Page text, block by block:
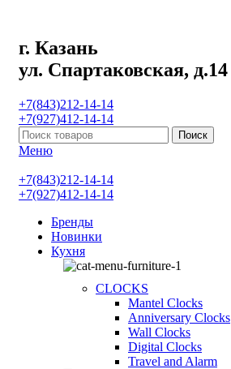
г. Казань
ул. Спартаковская, д.14
+7(843)212-14-14
+7(927)412-14-14
Поиск
Меню
+7(843)212-14-14
+7(927)412-14-14
Бренды
Новинки
Кухня
CLOCKS
Mantel Clocks
Anniversary Clocks
Wall Clocks
Digital Clocks
Travel and Alarm